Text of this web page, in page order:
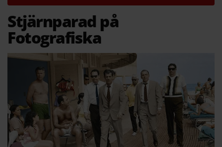
Stjärnparad på
Fotografiska